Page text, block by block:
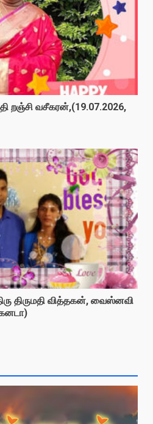
றஞ்சி வசீகரன்,(19.07.2026,
திருமதி வித்தகன், வைஸ்னவி